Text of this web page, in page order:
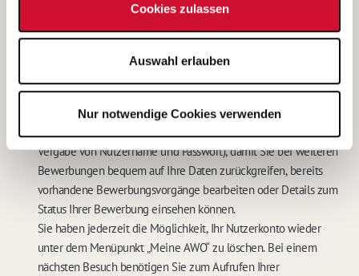
Cookies zulassen
Auswahl erlauben
Nur notwendige Cookies verwenden
Betreibers, als auch bei der für das Stellenangebot
verantwortlichen Stelle gelöscht.
Mit dem Abschicken Ihrer Online-Bewerbung bieten wir Ihnen
die Speicherung Ihrer persönlichen Daten in einem
passwortgeschütztem Nutzerkonto an (Registrierung und
Vergabe von Nutzername und Passwort), damit Sie bei weiteren
Bewerbungen bequem auf Ihre Daten zurückgreifen, bereits
vorhandene Bewerbungsvorgänge bearbeiten oder Details zum
Status Ihrer Bewerbung einsehen können.
Sie haben jederzeit die Möglichkeit, Ihr Nutzerkonto wieder
unter dem Menüpunkt „Meine AWO“ zu löschen. Bei einem
nächsten Besuch benötigen Sie zum Aufrufen Ihrer